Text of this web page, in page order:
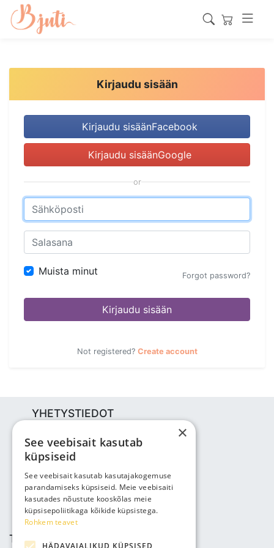
Kirjaudu sisään
Kirjaudu sisäänFacebook
Kirjaudu sisäänGoogle
or
Muista minut Forgot password?
Kirjaudu sisään
Not registered? Create account
YHETYSTIEDOT
Vabaõhukooli tee 4, Tallinn, 12013
Reg nr: 14690362
ALV: EE102147285
Puhelin: +3725143691
info@bjuti.ee
TIEDOT
×
See veebisait kasutab
küpsiseid
See veebisait kasutab kasutajakogemuse
parandamiseks küpsiseid. Meie veebisaiti
kasutades nõustute kooskõlas meie
küpsisepoliitikaga kõikide küpsistega.
Rohkem teavet
HÄDAVAJALIKUD KÜPSISED